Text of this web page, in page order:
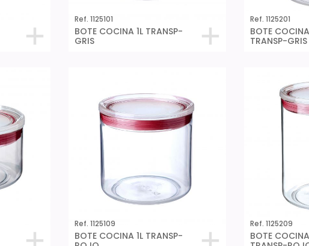
Ref. 1125101
BOTE COCINA 1L TRANSP-
GRIS
Ref. 1125201
BOTE
TRANSP-GRIS
Ref. 1125109
BOTE COCINA 1L TRANSP-
Ref. 1125209
BOTE